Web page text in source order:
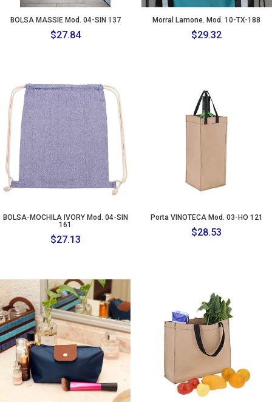
BOLSA MASSIE Mod. 04-SIN 137
$27.84
Morral Lamone. Mod. 10-TX-188
$29.32
BOLSA-MOCHILA IVORY Mod. 04-SIN
161
$27.13
Porta VINOTECA Mod. 03-HO 121
$28.53